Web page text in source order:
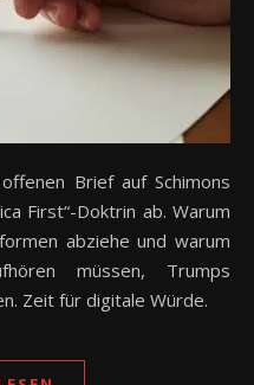
First“-Doktrin ab. Warum
abziehe und warum
müssen, Trumps
Zeit für digitale Würde.